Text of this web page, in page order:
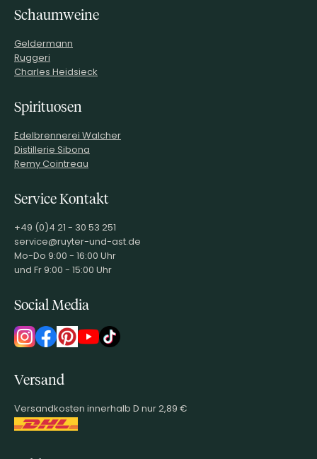
Schaumweine
Geldermann
Ruggeri
Charles Heidsieck
Spirituosen
Edelbrennerei Walcher
Distillerie Sibona
Remy Cointreau
Service Kontakt
+49 (0)4 21 - 30 53 251
service@ruyter-und-ast.de
Mo-Do 9:00 - 16:00 Uhr
und Fr 9:00 - 15:00 Uhr
Social Media
Versand
Versandkosten innerhalb D nur 2,89 €